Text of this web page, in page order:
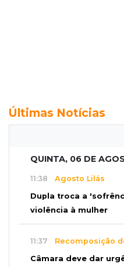
Últimas Notícias
QUINTA, 06 DE
11:38 Agosto Lilás
Dupla troca a
violência à mulher
11:37 Recomposição
Câmara deve dar